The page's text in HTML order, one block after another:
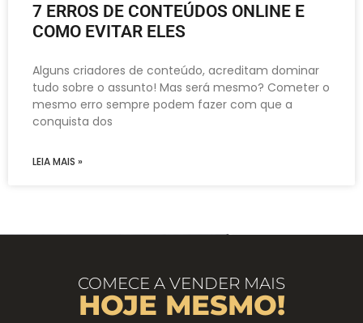
7 ERROS DE CONTEÚDOS ONLINE E
COMO EVITAR ELES
Alguns criadores de conteúdo, acreditam dominar
tudo sobre o assunto! Mas será mesmo? Cometer o
mesmo erro sempre podem fazer com que a
conquista dos
LEIA MAIS »
COMECE A VENDER MAIS
HOJE MESMO!